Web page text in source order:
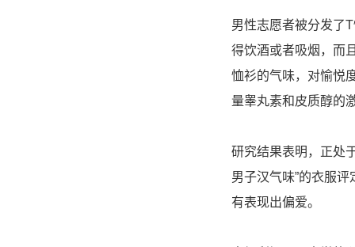
男性志愿者被分发了
得饮酒或者吸烟，而
恤衫的气味，对愉悦
量睾丸素和皮质醇的
研究结果表明，正处
男子汉气味”的衣服
有表现出偏爱。